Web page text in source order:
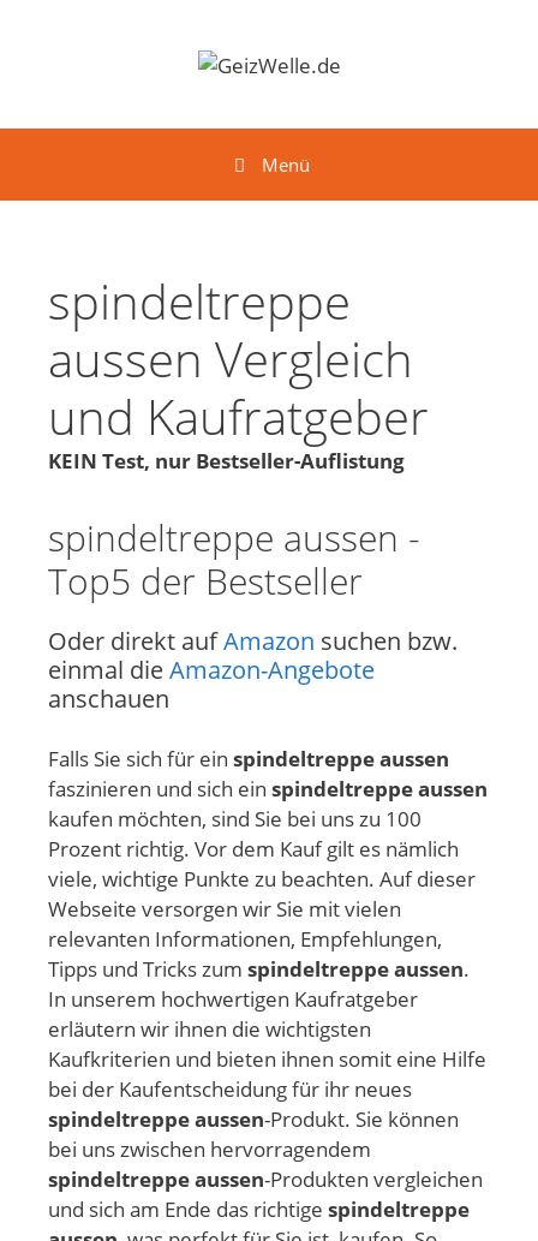
Menü
spindeltreppe
aussen Vergleich
und Kaufratgeber
KEIN Test, nur Bestseller-Auflistung
spindeltreppe aussen -
Top5 der Bestseller
Oder direkt aufAmazon suchen bzw.
einmal dieAmazon-Angebote
anschauen
Falls Sie sich für ein spindeltreppe aussen
faszinieren und sich ein spindeltreppe aussen
kaufen möchten, sind Sie bei uns zu 100
Prozent richtig. Vor dem Kauf gilt es nämlich
viele, wichtige Punkte zu beachten. Auf dieser
Webseite versorgen wir Sie mit vielen
relevanten Informationen, Empfehlungen,
Tipps und Tricks zum spindeltreppe aussen.
In unserem hochwertigen Kaufratgeber
erläutern wir ihnen die wichtigsten
Kaufkriterien und bieten ihnen somit eine Hilfe
bei der Kaufentscheidung für ihr neues
spindeltreppe aussen-Produkt. Sie können
bei uns zwischen hervorragendem
spindeltreppe aussen-Produkten vergleichen
und sich am Ende das richtige spindeltreppe